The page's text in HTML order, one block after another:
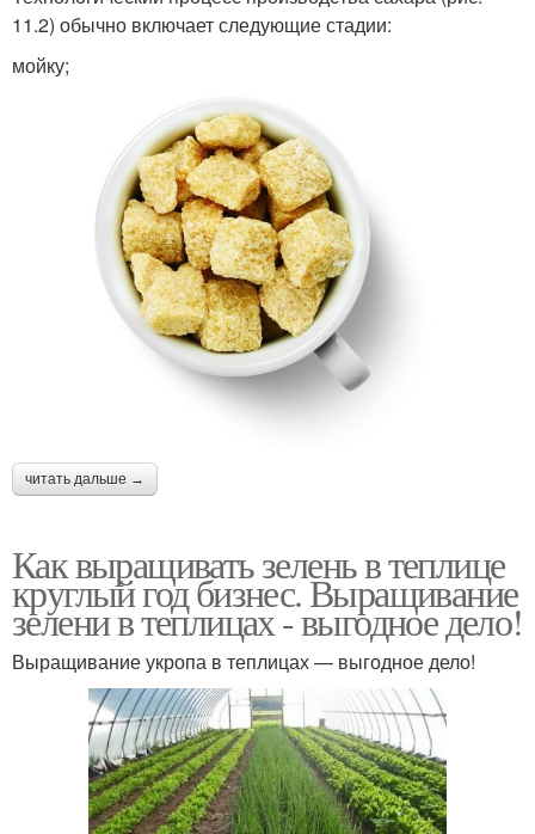
11.2) обычно включает следующие стадии:
мойку;
читать дальше →
Как выращивать зелень в теплице
круглый год бизнес. Выращивание
зелени в теплицах - выгодное дело!
Выращивание укропа в теплицах — выгодное дело!